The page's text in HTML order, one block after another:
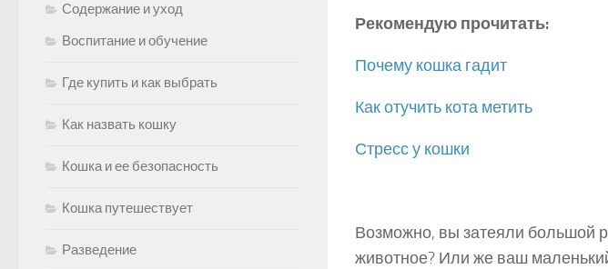
Рекомендую прочитать:
Почему кошка гадит
Как отучить кота метить
Стресс у кошки
Возможно, вы затеяли большой
животное? Или же ваш
Содержание и уход
Воспитание и обучение
Где купить и как выбрать
Как назвать кошку
Кошка и ее безопасность
Кошка путешествует
Разведение